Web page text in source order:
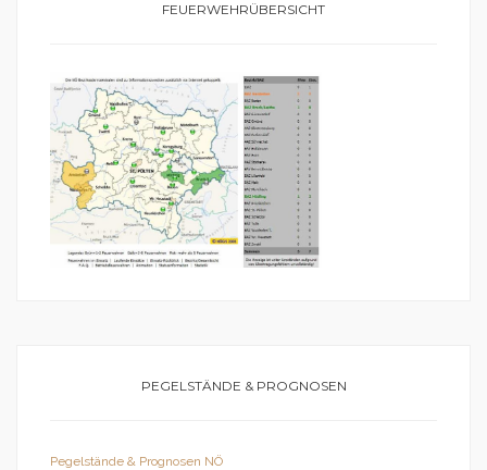
FEUERWEHRÜBERSICHT
PEGELSTÄNDE & PROGNOSEN
Pegelstände & Prognosen NÖ